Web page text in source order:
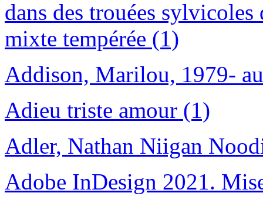
dans des trouées
mixte tempérée (1)
Addison, Marilou, 1979-
Adieu triste amour (1)
Adler, Nathan Niigan
Adobe InDesign 2021.